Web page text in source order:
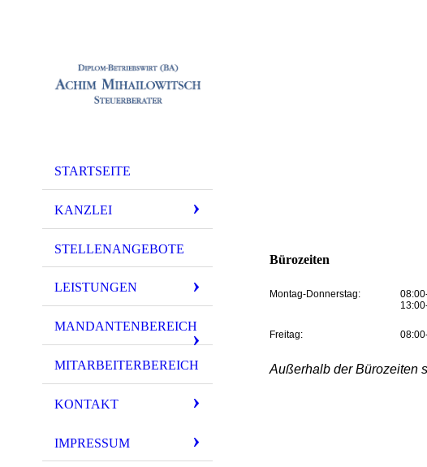
STARTSEITE
KANZLEI
STELLENANGEBOTE
LEISTUNGEN
MANDANTENBEREICH
MITARBEITERBEREICH
KONTAKT
IMPRESSUM
Bürozeiten
Montag-Donnerstag:
Freitag:
Außerhalb der Bürozeiten